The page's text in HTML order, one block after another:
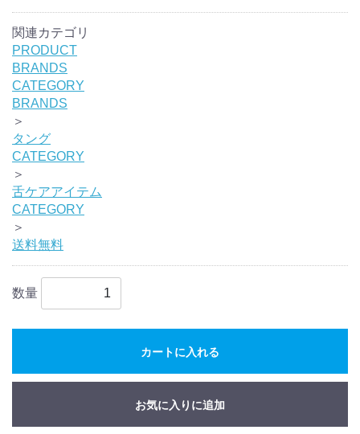
関連カテゴリ
PRODUCT
BRANDS
CATEGORY
BRANDS
＞
タング
CATEGORY
＞
舌ケアアイテム
CATEGORY
＞
送料無料
数量
カートに入れる
お気に入りに追加